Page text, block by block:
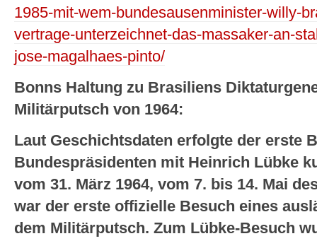
1985-mit-wem-bundesausenminister-willy-
vertrage-unterzeichnet-das-massaker-an-
jose-magalhaes-pinto/
Bonns Haltung zu Brasiliens
Militärputsch von 1964:
Laut Geschichtsdaten erfolgte der erste
Bundespräsidenten mit Heinrich Lübke
vom 31. März 1964, vom 7. bis 14. Mai
war der erste offizielle Besuch eines
dem Militärputsch. Zum Lübke-Besuch